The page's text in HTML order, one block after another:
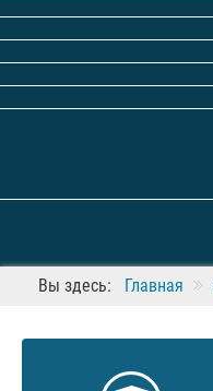
Вы здесь: Главная